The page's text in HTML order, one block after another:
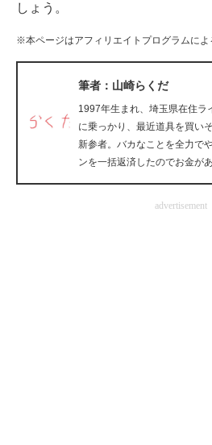
ITエンジニア向け専門サイト
製造業のIT導入・活用を支援
モノづくり技術者専門サイト
しょう。
※本ページはアフィリエイトプログラムに
筆者：山崎らくだ
1997年生まれ、埼玉県在住ラ
に乗っかり、最近道具を買い
新参者。バカなことを全力で
ンを一括返済したのでお金が
advertisement